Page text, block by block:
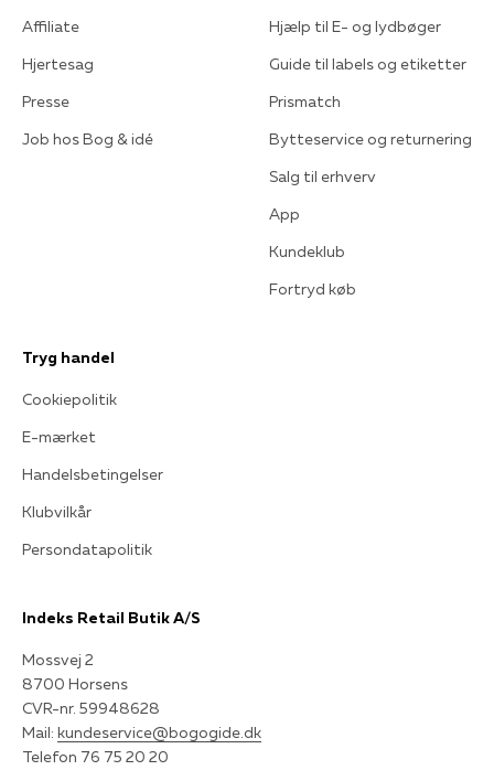
Affiliate
Hjertesag
Presse
Job hos Bog & idé
Hjælp til E- og lydbøger
Guide til labels og etiketter
Prismatch
Bytteservice og returnering
Salg til erhverv
App
Kundeklub
Fortryd køb
Tryg handel
Cookiepolitik
E-mærket
Handelsbetingelser
Klubvilkår
Persondatapolitik
Indeks Retail Butik A/S
Mossvej 2
8700 Horsens
CVR-nr. 59948628
Mail: kundeservice@bogogide.dk
Telefon 76 75 20 20